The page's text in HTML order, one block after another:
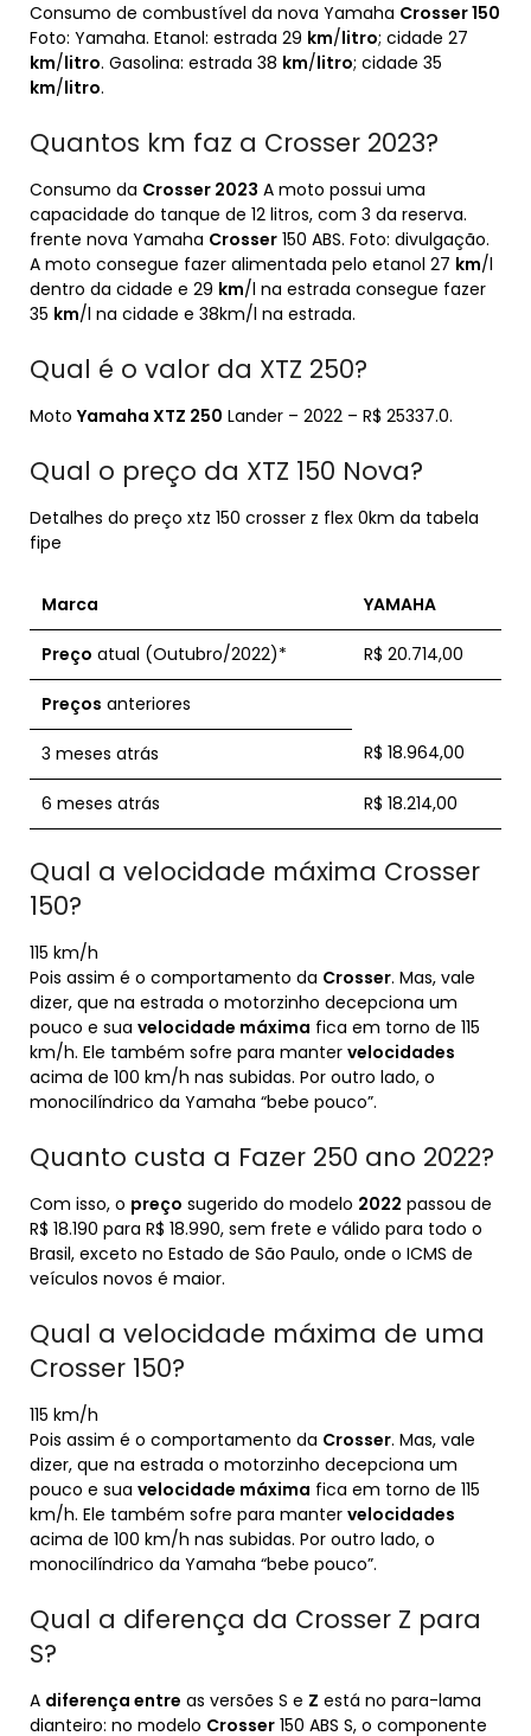
Consumo de combustível da nova Yamaha Crosser 150
Foto: Yamaha. Etanol: estrada 29 km/litro; cidade 27
km/litro. Gasolina: estrada 38 km/litro; cidade 35
km/litro.
Quantos km faz a Crosser 2023?
Consumo da Crosser 2023 A moto possui uma
capacidade do tanque de 12 litros, com 3 da reserva.
frente nova Yamaha Crosser 150 ABS. Foto: divulgação.
A moto consegue fazer alimentada pelo etanol 27 km/l
dentro da cidade e 29 km/l na estrada consegue fazer
35 km/l na cidade e 38km/l na estrada.
Qual é o valor da XTZ 250?
MotoYamaha XTZ 250 Lander – 2022 – R$ 25337.0.
Qual o preço da XTZ 150 Nova?
Detalhes do preço xtz 150 crosser z flex 0km da tabela
fipe
Marca YAMAHA
Preço atual (Outubro/2022)* R$ 20.714,00
Preços anteriores
3 meses atrás R$ 18.964,00
6 meses atrás R$ 18.214,00
Qual a velocidade máxima Crosser
150?
115 km/h
Pois assim é o comportamento da Crosser. Mas, vale
dizer, que na estrada o motorzinho decepciona um
pouco e sua velocidade máxima fica em torno de 115
km/h. Ele também sofre para manter velocidades
acima de 100 km/h nas subidas. Por outro lado, o
monocilíndrico da Yamaha “bebe pouco”.
Quanto custa a Fazer 250 ano 2022?
Com isso, o preço sugerido do modelo 2022 passou de
R$ 18.190 para R$ 18.990, sem frete e válido para todo o
Brasil, exceto no Estado de São Paulo, onde o ICMS de
veículos novos é maior.
Qual a velocidade máxima de uma
Crosser 150?
115 km/h
Pois assim é o comportamento da Crosser. Mas, vale
dizer, que na estrada o motorzinho decepciona um
pouco e sua velocidade máxima fica em torno de 115
km/h. Ele também sofre para manter velocidades
acima de 100 km/h nas subidas. Por outro lado, o
monocilíndrico da Yamaha “bebe pouco”.
Qual a diferença da Crosser Z para
S?
A diferença entre as versões S e Z está no para-lama
dianteiro: no modelo Crosser 150 ABS S, o componente